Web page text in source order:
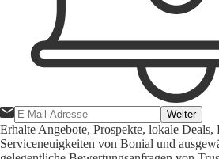
Weiter
Erhalte Angebote, Prospekte, lokale Deals,
Serviceneuigkeiten von Bonial und